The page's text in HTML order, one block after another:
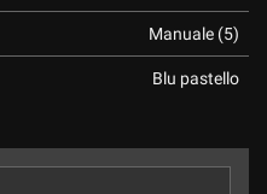
Manuale (5)
Blu pastello